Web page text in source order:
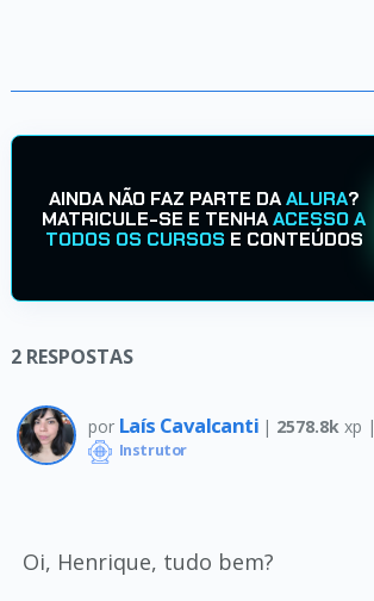
AINDA NÃO FAZ PARTE DAALURA?
MATRICULE-SE E TENHAACESSO A
TODOS OS CURSOS E CONTEÚDOS
2 RESPOSTAS
por Laís Cavalcanti | 2578.8k xp |
Instrutor
Oi, Henrique, tudo bem?